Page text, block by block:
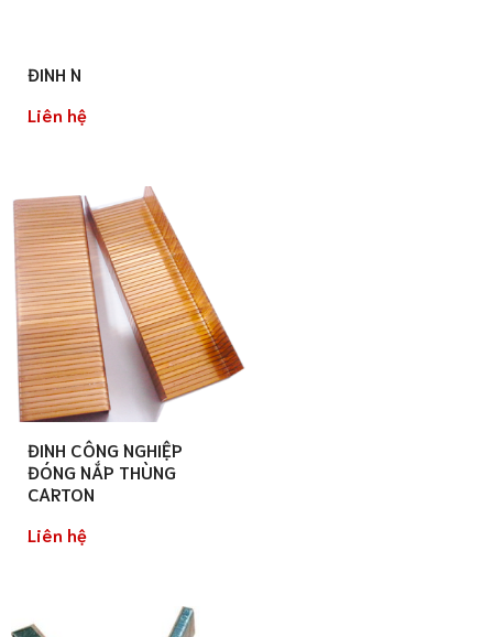
ĐINH N
Liên hệ
ĐINH CÔNG NGHIỆP
ĐÓNG NẮP THÙNG
CARTON
Liên hệ